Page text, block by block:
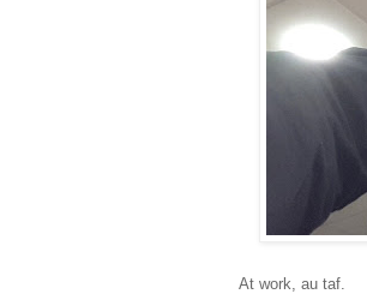
At work, au taf.